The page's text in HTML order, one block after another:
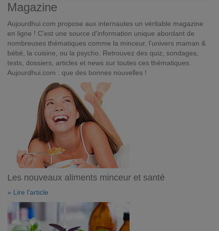
Magazine
Aujourdhui.com propose aux internautes un véritable magazine
en ligne ! C'est une source d'information unique abordant de
nombreuses thématiques comme la minceur, l'univers maman &
bébé, la cuisine, ou la psycho. Retrouvez des quiz, sondages,
tests, dossiers, articles et news sur toutes ces thématiques.
Aujourdhui.com : que des bonnes nouvelles !
Les nouveaux aliments minceur et santé
» Lire l'article